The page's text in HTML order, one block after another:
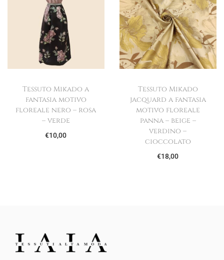
Tessuto Mikado a
fantasia motivo
floreale nero – rosa
– verde
€10,00
Tessuto Mikado
jacquard a fantasia
motivo floreale
panna – beige –
verdino –
cioccolato
€18,00